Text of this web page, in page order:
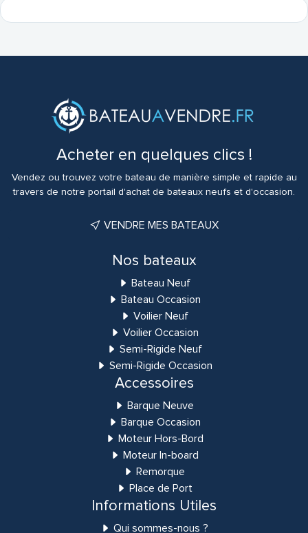
Acheter en quelques clics !
Vendez ou trouvez votre bateau de manière simple et rapide au
travers de notre portail d'achat de bateaux neufs et d'occasion.
VENDRE MES BATEAUX
Nos bateaux
Bateau Neuf
Bateau Occasion
Voilier Neuf
Voilier Occasion
Semi-Rigide Neuf
Semi-Rigide Occasion
Accessoires
Barque Neuve
Barque Occasion
Moteur Hors-Bord
Moteur In-board
Remorque
Place de Port
Informations Utiles
Qui sommes-nous ?